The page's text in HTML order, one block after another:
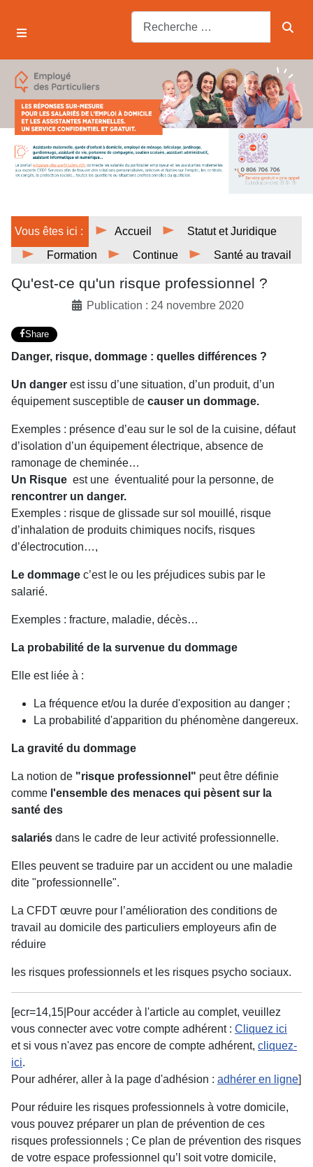
Vous êtes ici : Accueil
Statut et Juridique
Formation
Continue Santé au travail
Qu'est-ce qu'un risque professionnel ?
Publication : 24 novembre 2020
Share
Danger, risque, dommage : quelles différences ?
Un danger est issu d’une situation, d’un produit, d’un
équipement susceptible de causer un dommage.
Exemples : présence d’eau sur le sol de la cuisine, défaut
d’isolation d’un équipement électrique, absence de
ramonage de cheminée…
Un Risque est une éventualité pour la personne, de
rencontrer un danger.
Exemples : risque de glissade sur sol mouillé, risque
d’inhalation de produits chimiques nocifs, risques
d’électrocution…,
Le dommage c’est le ou les préjudices subis par le
salarié.
Exemples : fracture, maladie, décès…
La probabilité de la survenue du dommage
Elle est liée à :
La fréquence et/ou la durée d'exposition au danger ;
La probabilité d'apparition du phénomène dangereux.
La gravité du dommage
La notion de "risque professionnel" peut être définie
comme l'ensemble des menaces qui pèsent sur la
santé des
salariés dans le cadre de leur activité professionnelle.
Elles peuvent se traduire par un accident ou une maladie
dite "professionnelle".
La CFDT œuvre pour l’amélioration des conditions de
travail au domicile des particuliers employeurs afin de
réduire
les risques professionnels et les risques psycho sociaux.
[ecr=14,15|Pour accéder à l'article au complet, veuillez
vous connecter avec votre compte adhérent : Cliquez ici
et si vous n'avez pas encore de compte adhérent, cliquez-
ici.
Pour adhérer, aller à la page d'adhésion : adhérer en ligne]
Pour réduire les risques professionnels à votre domicile,
vous pouvez préparer un plan de prévention de ces
risques professionnels ; Ce plan de prévention des risques
de votre espace professionnel qu’l soit votre domicile,